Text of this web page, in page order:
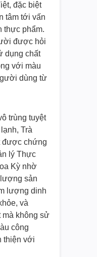
đặc biệt
tâm tới vấn
thực phẩm.
được hỏi
dụng chất
với màu
dùng từ
trùng tuyệt
Trà
được chứng
lý Thực
Kỳ nhờ
lượng sản
lượng dinh
và
mà không sử
công
thiện với